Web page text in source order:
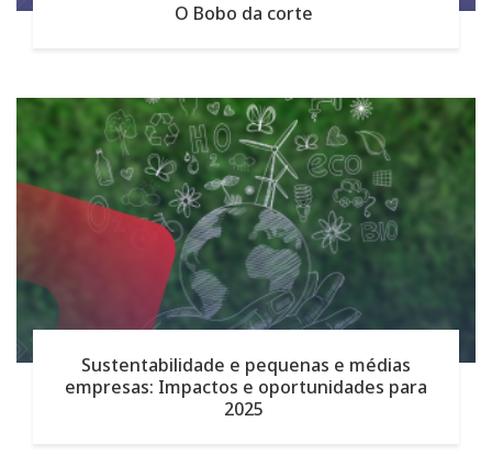
O Bobo da corte
Sustentabilidade e pequenas e médias
empresas: Impactos e oportunidades para
2025